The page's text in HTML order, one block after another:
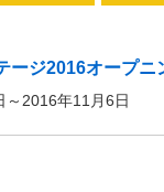
ージ2016オープ
～2016年11月6日